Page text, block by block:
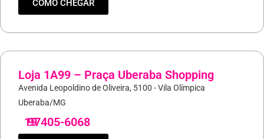
COMO CHEGAR
Loja 1A99 – Praça Uberaba Shopping
Avenida Leopoldino de Oliveira, 5100 - Vila Olímpica
Uberaba/MG
19
97405-6068